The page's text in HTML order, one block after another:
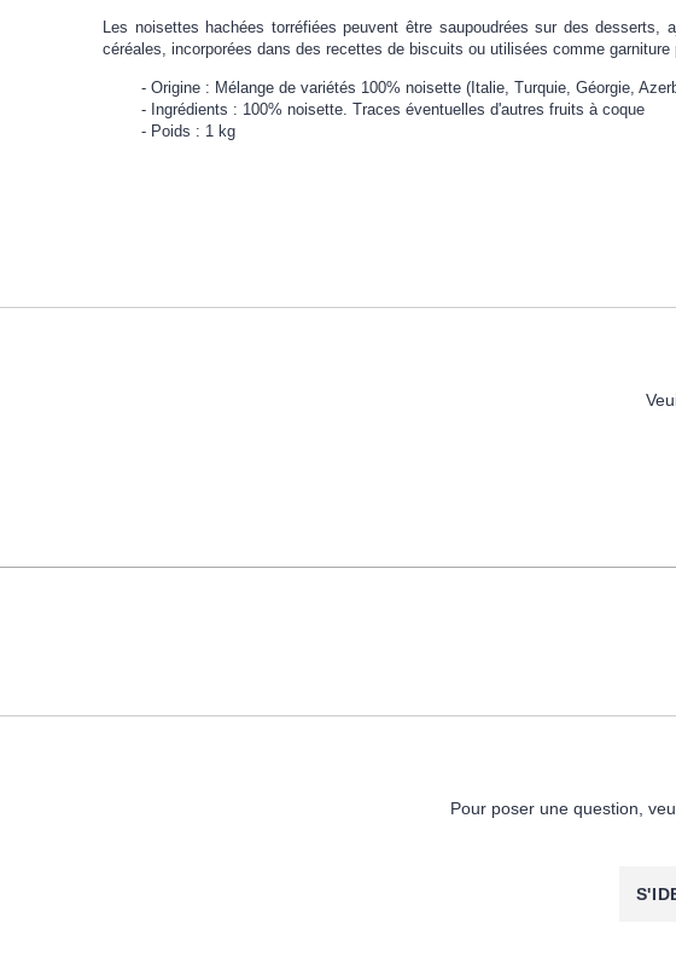
Les noisettes hachées torréfiées peuvent être saupoudrées sur des desserts,
céréales, incorporées dans des recettes de biscuits ou utilisées comme
Origine : Mélange de variétés 100% noisette (Italie, Turquie, Géorgie,
Ingrédients : 100% noisette. Traces éventuelles d'autres fruits à coque
Poids : 1 kg
Pour poser une question,